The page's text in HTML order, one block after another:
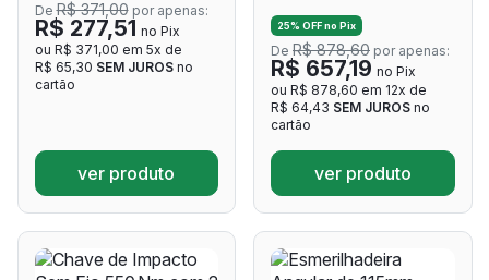
DeR$ 371,00por apenas:
R$ 277,51 no Pix
ou R$ 371,00 em 5x de
R$ 65,30 SEM JUROSno
cartão
ver produto
25% OFF no Pix
De R$ 878,60 por apenas:
R$ 657,19 no Pix
ou R$ 878,60 em 12x de
R$ 64,43 SEM JUROS no
cartão
ver produto